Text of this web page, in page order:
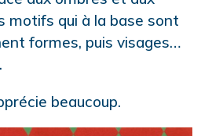
motifs qui à la base sont
formes, puis visages…
beaucoup.